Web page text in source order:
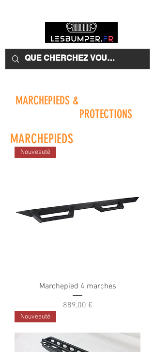
MARCHEPIEDS &
PROTECTIONS
Nouveauté
Marchepied 4 marches
Prix
889,00 €
Nouveauté
MARCHEPIEDS